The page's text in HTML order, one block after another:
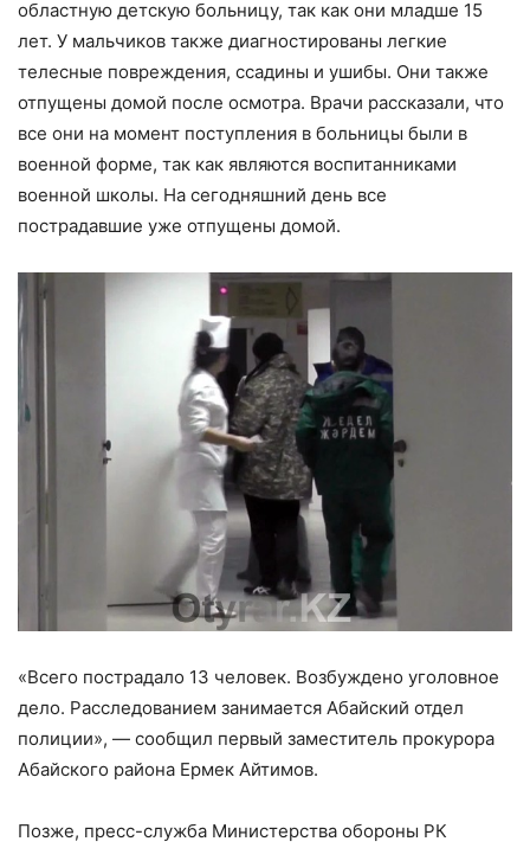
областную детскую больницу, так как они младше 15
лет. У мальчиков также диагностированы легкие
телесные повреждения, ссадины и ушибы. Они также
отпущены домой после осмотра. Врачи рассказали, что
все они на момент поступления в больницы были в
военной форме, так как являются воспитанниками
военной школы. На сегодняшний день все
пострадавшие уже отпущены домой.
«Всего пострадало 13 человек. Возбуждено уголовное
дело. Расследованием занимается Абайский отдел
полиции», — сообщил первый заместитель прокурора
Абайского района Ермек Айтимов.
Позже, пресс-служба Министерства обороны РК